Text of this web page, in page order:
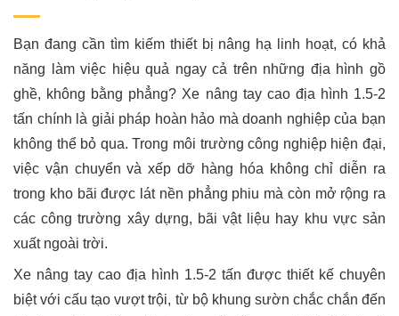
Bạn đang cần tìm kiếm thiết bị nâng hạ linh hoạt, có khả
năng làm việc hiệu quả ngay cả trên những địa hình gồ
ghề, không bằng phẳng? Xe nâng tay cao địa hình 1.5-2
tấn chính là giải pháp hoàn hảo mà doanh nghiệp của bạn
không thể bỏ qua. Trong môi trường công nghiệp hiện đại,
việc vận chuyển và xếp dỡ hàng hóa không chỉ diễn ra
trong kho bãi được lát nền phẳng phiu mà còn mở rộng ra
các công trường xây dựng, bãi vật liệu hay khu vực sản
xuất ngoài trời.
Xe nâng tay cao địa hình 1.5-2 tấn được thiết kế chuyên
biệt với cấu tạo vượt trội, từ bộ khung sườn chắc chắn đến